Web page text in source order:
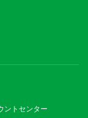
ントセンター